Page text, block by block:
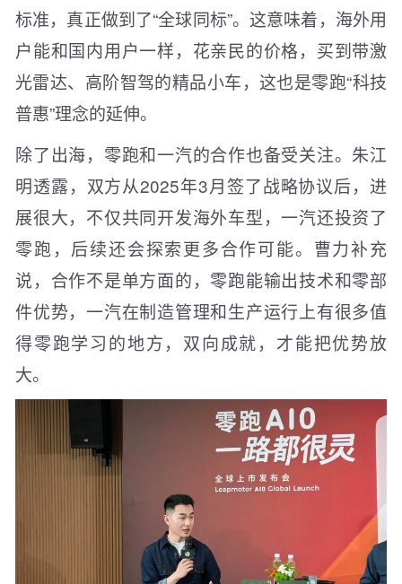
标准，真正做到了“全球同标”。这意味着，海外用
户能和国内用户一样，花亲民的价格，买到带激
光雷达、高阶智驾的精品小车，这也是零跑“科技
普惠”理念的延伸。
除了出海，零跑和一汽的合作也备受关注。朱江
明透露，双方从2025年3月签了战略协议后，进
展很大，不仅共同开发海外车型，一汽还投资了
零跑，后续还会探索更多合作可能。曹力补充
说，合作不是单方面的，零跑能输出技术和零部
件优势，一汽在制造管理和生产运行上有很多值
得零跑学习的地方，双向成就，才能把优势放
大。